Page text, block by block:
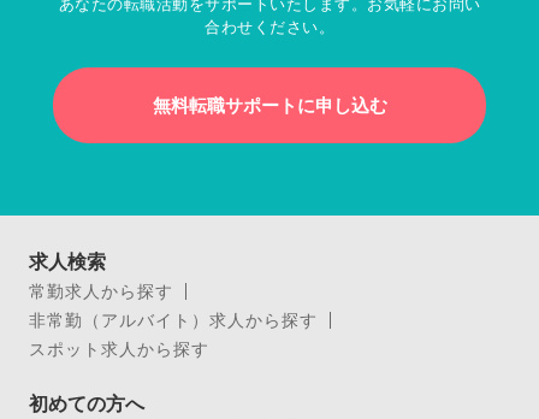
あなたの転職活動をサポートいたします。お気軽にお問い
合わせください。
無料転職サポートに申し込む
求人検索
常勤求人から探す
非常勤（アルバイト）求人から探す
スポット求人から探す
初めての方へ